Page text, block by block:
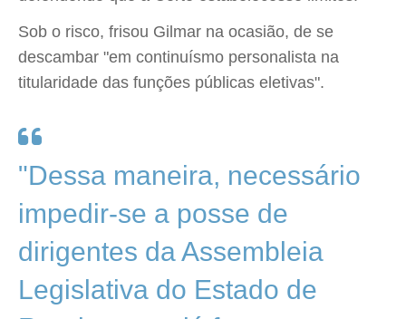
Sob o risco, frisou Gilmar na ocasião, de se
descambar "em continuísmo personalista na
titularidade das funções públicas eletivas".
"Dessa maneira, necessário
impedir-se a posse de
dirigentes da Assembleia
Legislativa do Estado de